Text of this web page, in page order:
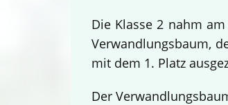
Die Klasse 2 nahm
Verwandlungsbaum,
mit dem 1. Platz
Der